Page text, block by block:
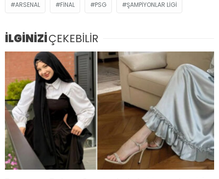
ARSENAL FINAL PSG ŞAMPIYONLAR LIGI
İLGİNİZİÇEKEBİLİR